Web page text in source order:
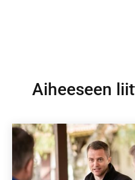
Aiheeseen